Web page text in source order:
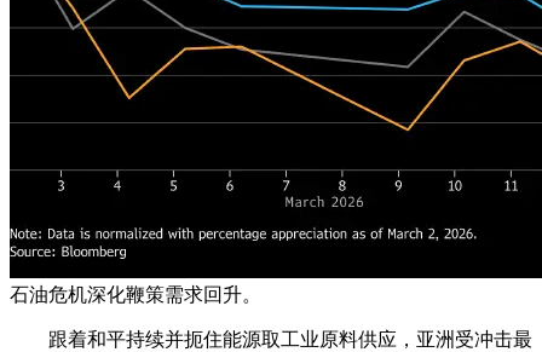
石油危机深化鞭策需求回升。
跟着和平持续并扼住能源取工业原料供应，亚洲受冲击最